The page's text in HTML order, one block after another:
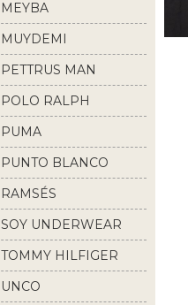
MEYBA
MUYDEMI
PETTRUS MAN
POLO RALPH
LAUREN
PUMA
PUNTO BLANCO
RAMSÉS
SOY UNDERWEAR
TOMMY HILFIGER
UNCO